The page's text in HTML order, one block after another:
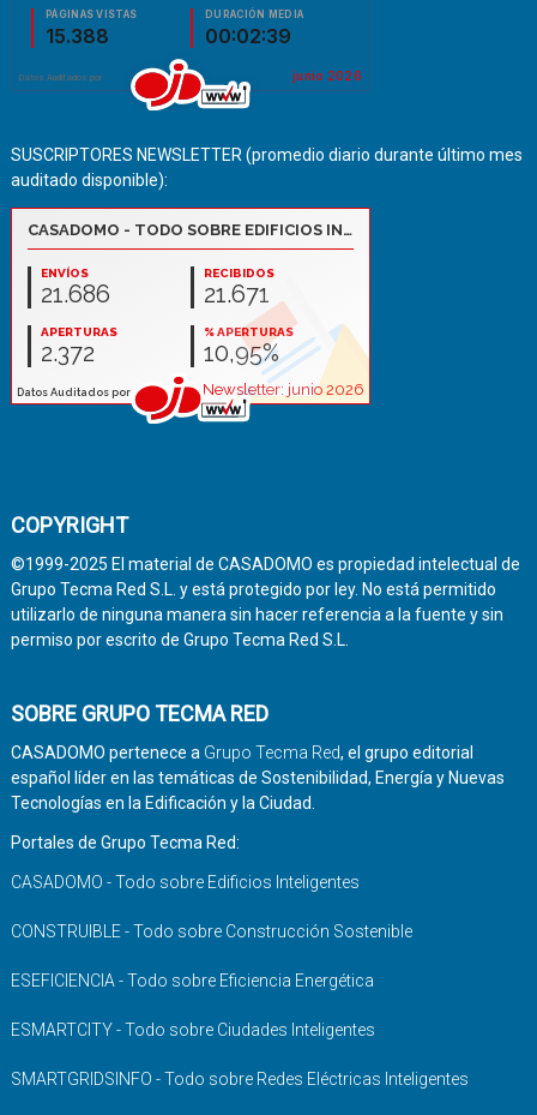
SUSCRIPTORES NEWSLETTER (promedio diario durante último mes
auditado disponible):
COPYRIGHT
©1999-2025 El material de CASADOMO es propiedad intelectual de
Grupo Tecma Red S.L. y está protegido por ley. No está permitido
utilizarlo de ninguna manera sin hacer referencia a la fuente y sin
permiso por escrito de Grupo Tecma Red S.L.
SOBRE GRUPO TECMA RED
CASADOMO pertenece a Grupo Tecma Red, el grupo editorial
español líder en las temáticas de Sostenibilidad, Energía y Nuevas
Tecnologías en la Edificación y la Ciudad.
Portales de Grupo Tecma Red:
CASADOMO - Todo sobre Edificios Inteligentes
CONSTRUIBLE - Todo sobre Construcción Sostenible
ESEFICIENCIA - Todo sobre Eficiencia Energética
ESMARTCITY - Todo sobre Ciudades Inteligentes
SMARTGRIDSINFO - Todo sobre Redes Eléctricas Inteligentes